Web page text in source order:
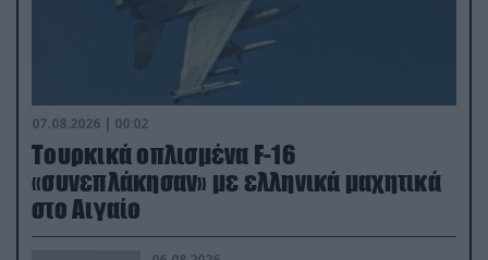
07.08.2026 | 00:02
Τουρκικά οπλισμένα F-16
«συνεπλάκησαν» με ελληνικά μαχητικά
στο Αιγαίο